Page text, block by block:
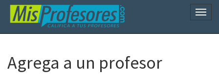
Agrega a un profesor